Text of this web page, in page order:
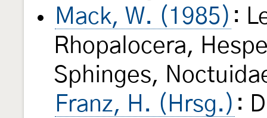
Mack, W. (1985) :
Rhopalocera,
Sphinges,
Franz, H. (Hrsg.) :